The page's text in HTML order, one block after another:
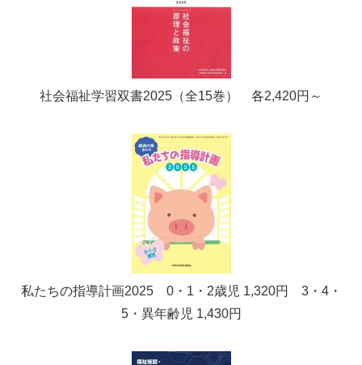
社会福祉学習双書2025（全15巻） 各2,420円～
私たちの指導計画2025 0・1・2歳児 1,320円 3・4・
5・異年齢児 1,430円